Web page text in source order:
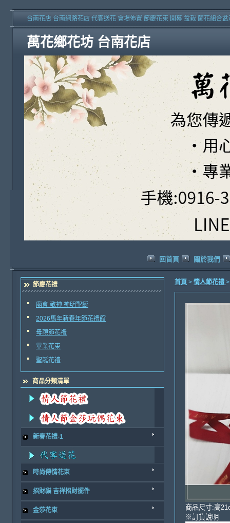
萬花鄉花坊 台南花店
台南花店 台南網路花店 代客送花 會場佈置 節慶花束 開幕 盆栽 蘭花組合
回首頁 關於我們
節慶花禮
廟會 敬神 神明聖誕
2026馬年新春年節花禮館
母親節花禮
畢業花束
聖誕花禮
商品分類清單
新春花禮-1
時尚傳情花束
招財貓 吉祥招財擺件
金莎花束
首頁 > 情人節花禮
商品尺寸:高
※訂貨說明